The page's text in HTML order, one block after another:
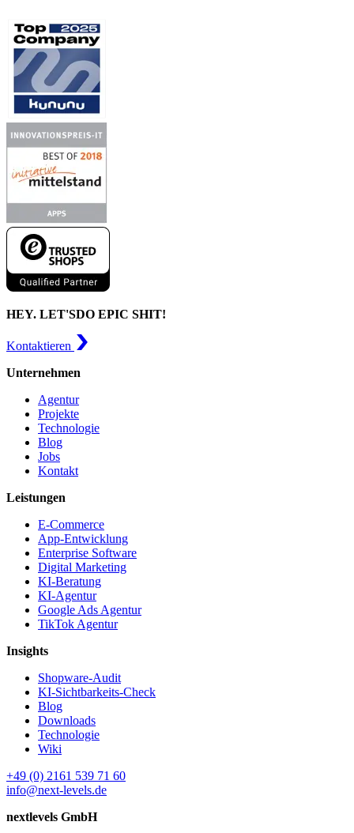
HEY. LET'SDO EPIC SHIT!
Kontaktieren
Unternehmen
Agentur
Projekte
Technologie
Blog
Jobs
Kontakt
Leistungen
E-Commerce
App-Entwicklung
Enterprise Software
Digital Marketing
KI-Beratung
KI-Agentur
Google Ads Agentur
TikTok Agentur
Insights
Shopware-Audit
KI-Sichtbarkeits-Check
Blog
Downloads
Technologie
Wiki
+49 (0) 2161 539 71 60
info@next-levels.de
nextlevels GmbH